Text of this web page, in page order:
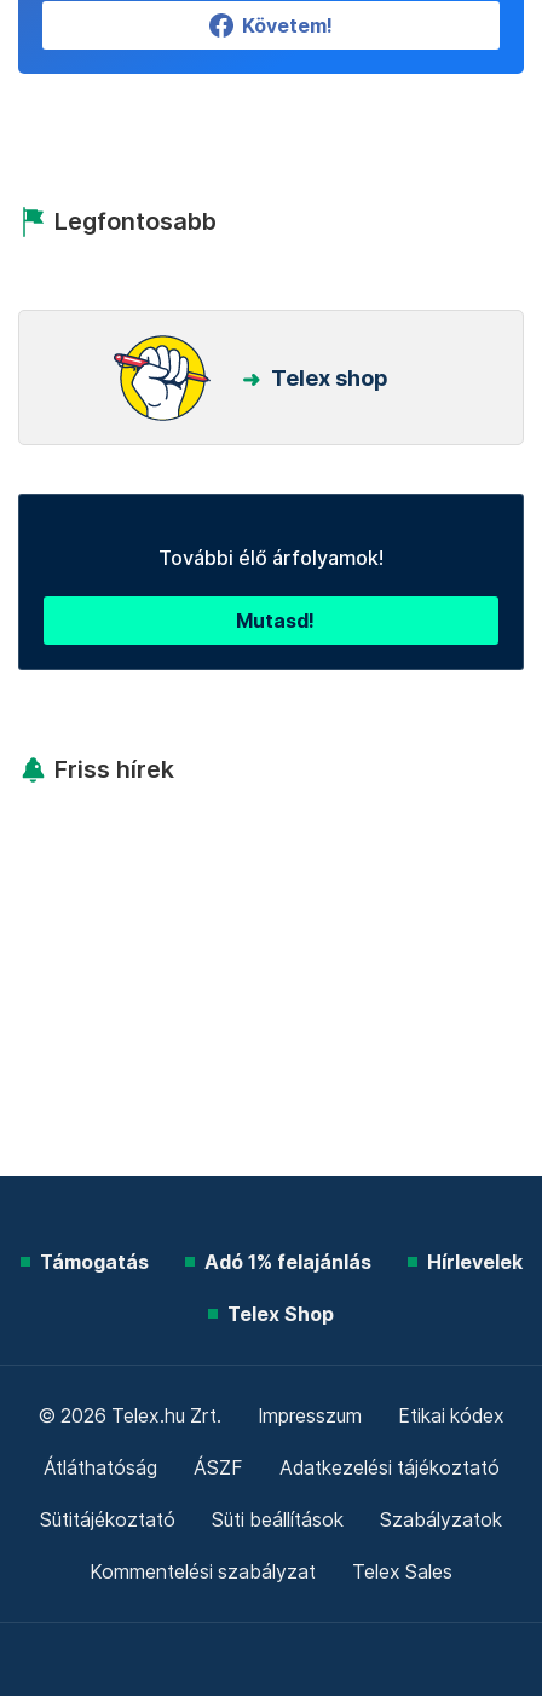
Követem!
Legfontosabb
Telex shop
További élő árfolyamok!
Mutasd!
Friss hírek
Támogatás Adó 1% felajánlás Hírlevelek
Telex Shop
© 2026 Telex.hu Zrt. Impresszum Etikai kódex
Átláthatóság ÁSZF Adatkezelési tájékoztató
Sütitájékoztató Süti beállítások Szabályzatok
Kommentelési szabályzat Telex Sales